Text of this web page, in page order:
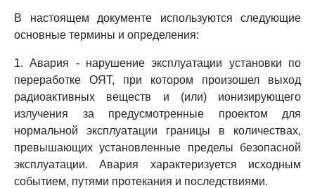
В настоящем документе используются следующие
основные термины и определения:
1. Авария - нарушение эксплуатации установки по
переработке ОЯТ, при котором произошел выход
радиоактивных веществ и (или) ионизирующего
излучения за предусмотренные проектом для
нормальной эксплуатации границы в количествах,
превышающих установленные пределы безопасной
эксплуатации. Авария характеризуется исходным
событием, путями протекания и последствиями.